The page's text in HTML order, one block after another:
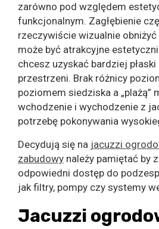
zarówno pod względem
funkcjonalnym. Zagłębienie
rzeczywiście wizualnie
może być atrakcyjne
chcesz uzyskać bardziej
przestrzeni. Brak różnicy
poziomem siedziska a „plażą”
wchodzenie i wychodzenie z
potrzebę pokonywania
Decydują się na jacuzzi
zabudowy należy pamiętać by
odpowiedni dostęp do
jak filtry, pompy czy systemy
Jacuzzi